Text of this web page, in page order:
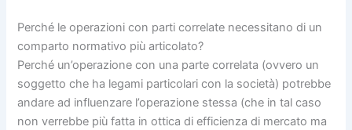
Perché le operazioni con parti correlate necessitano di un
comparto normativo più articolato?
Perché un’operazione con una parte correlata (ovvero un
soggetto che ha legami particolari con la società) potrebbe
andare ad influenzare l’operazione stessa (che in tal caso
non verrebbe più fatta in ottica di efficienza di mercato ma